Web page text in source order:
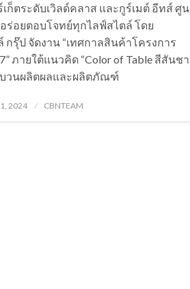
ก็ตระดับเวิลด์คลาส และกูร์เมต์ อีทส์ ศู
ร่อยตอบโจทย์ทุกไลฟ์สไตล์ โดย
กรุ๊ป จัดงาน “เทศกาลสินค้าโครงการ
ภายใต้แนวคิด “Color of Table สีสันช
บวนผลิตผลและผลิตภัณฑ์
2024 CBNTEAM